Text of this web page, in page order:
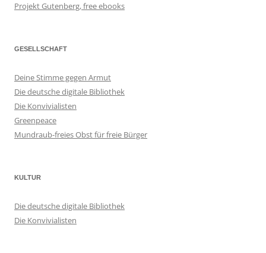
Projekt Gutenberg, free ebooks
GESELLSCHAFT
Deine Stimme gegen Armut
Die deutsche digitale Bibliothek
Die Konvivialisten
Greenpeace
Mundraub-freies Obst für freie Bürger
KULTUR
Die deutsche digitale Bibliothek
Die Konvivialisten